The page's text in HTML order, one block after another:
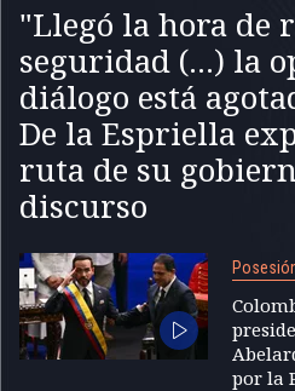
"Llegó la hora de
seguridad (...) la
diálogo está
De la Espriella
ruta de su
discurso
por la